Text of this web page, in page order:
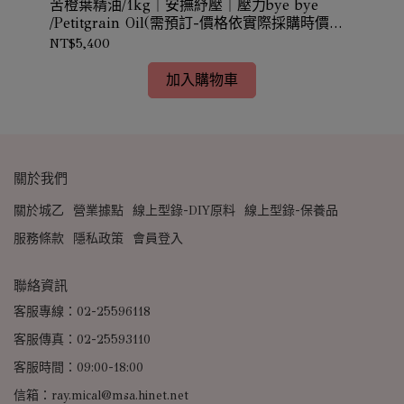
苦橙葉精油/1kg｜安撫紓壓｜壓力bye bye
/Petitgrain Oil(需預訂-價格依實際採購時價確
認)
NT$5,400
加入購物車
關於我們
關於城乙 營業據點 線上型錄-DIY原料 線上型錄-保養品
服務條款
隱私政策 會員登入
聯絡資訊
客服專線：02-25596118
客服傳真：02-25593110
客服時間：09:00-18:00
信箱：ray.mical@msa.hinet.net